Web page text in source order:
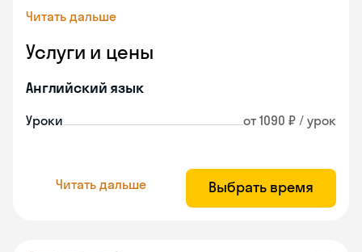
Читать дальше
Услуги и цены
Английский язык
Уроки от 1090 ₽ / урок
Читать дальше Выбрать время